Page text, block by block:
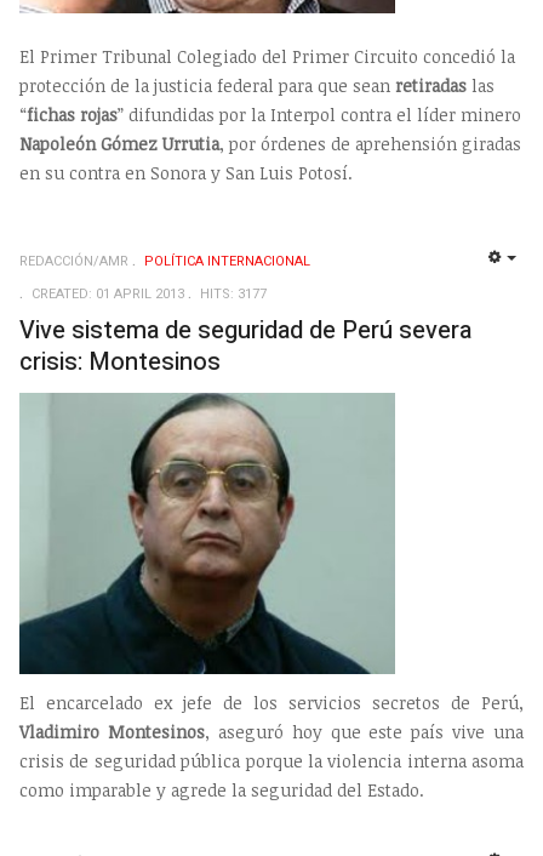
El Primer Tribunal Colegiado del Primer Circuito concedió la
protección de la justicia federal para que sean retiradas las
“fichas rojas” difundidas por la Interpol contra el líder minero
Napoleón Gómez Urrutia, por órdenes de aprehensión giradas
en su contra en Sonora y San Luis Potosí.
REDACCIÓN/AMR
POLÍTICA INTERNACIONAL
CREATED: 01 APRIL 2013
HITS: 3177
Vive sistema de seguridad de Perú severa
crisis: Montesinos
El encarcelado ex jefe de los servicios secretos de Perú,
Vladimiro Montesinos, aseguró hoy que este país vive una
crisis de seguridad pública porque la violencia interna asoma
como imparable y agrede la seguridad del Estado.